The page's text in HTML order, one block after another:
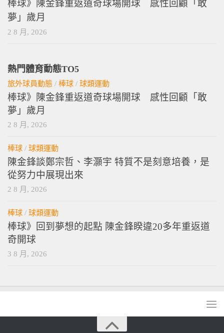
棒球》陳金鋒重返道奇球場開球 感性回顧「敢
夢」歲月
2 8 月, 2026
熱門體育動態TO5
旅外球員動態 / 棒球 / 球類運動
棒球》陳金鋒重返道奇球場開球 感性回顧「敢
夢」歲月
2 8 月, 2026
棒球 / 球類運動
陳金鋒談鄭宗哲、李灝宇 特質不是刻意培養，是
從努力中展現出來
2 8 月, 2026
棒球 / 球類運動
棒球》回到夢想的起點 陳金鋒睽違20多年重返道
奇開球
3 8 月, 2026